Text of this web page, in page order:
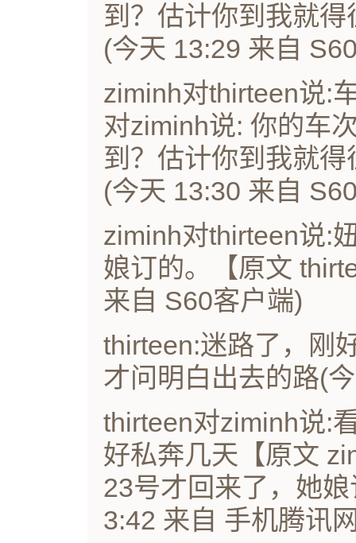
到？估计你到我就
(今天 13:29 来自
ziminh对thirteen说:
对ziminh说: 你的车
到？估计你到我就
(今天 13:30 来自
ziminh对thirteen说:
娘订的。【原文
来自 S60客户端)
thirteen:迷路了，刚
才问明白出去的路(
thirteen对ziminh说:
好私奔几天【原文
23号才回来了，她
3:42 来自 手机腾讯